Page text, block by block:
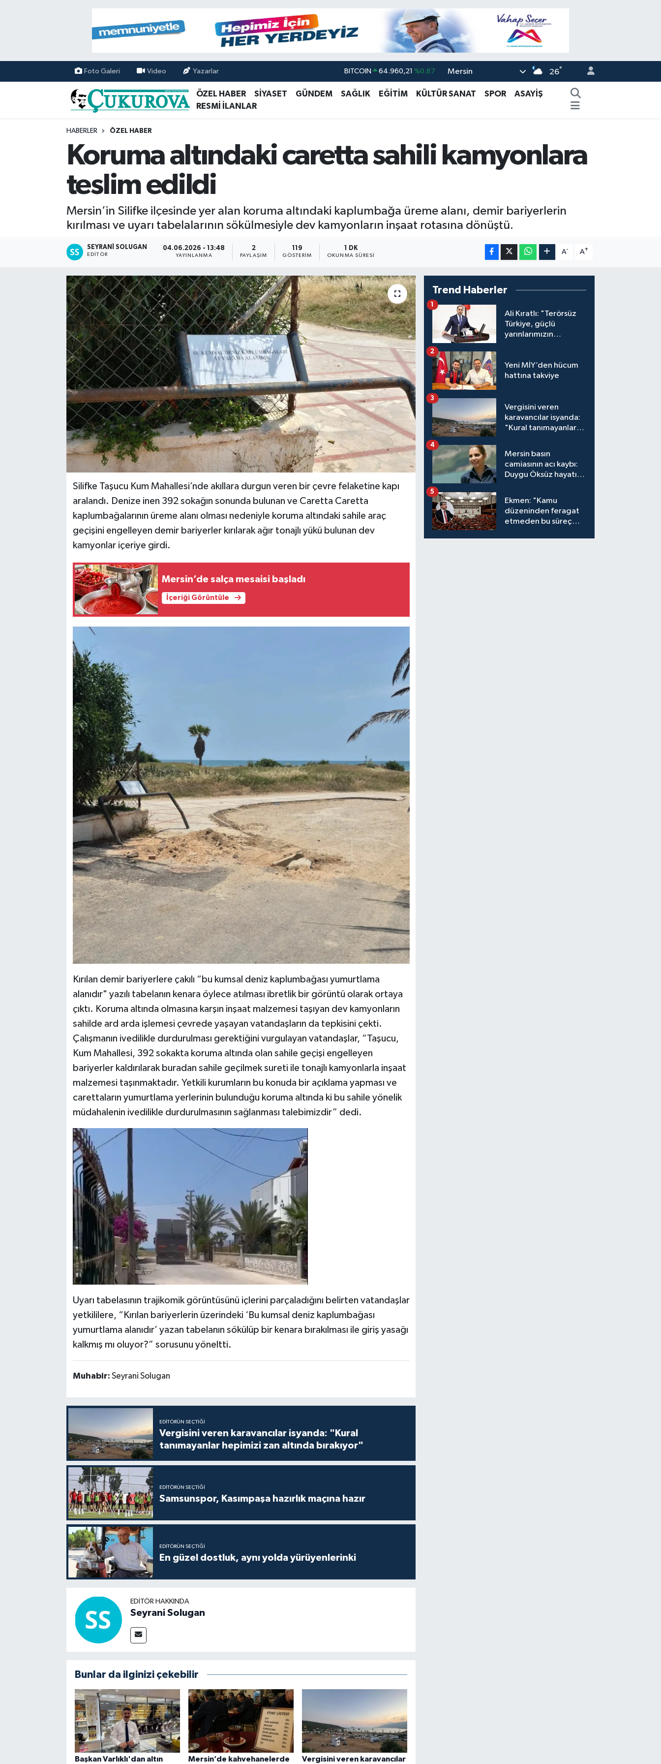
Foto Galeri Video Yazarlar DOLAR 47,7436 %0.18
EURO 55,2510 %0.32
%-14
BITCOIN 64.960,21
Mersin 26°
ÖZEL HABER SİYASET GÜNDEM SAĞLIK EĞİTİM KÜLTÜR SANAT SPOR
ASAYİŞ
RESMİ İLANLAR
HABERLER ÖZEL HABER
Koruma altındaki caretta sahili kamyonlara
teslim edildi
Mersin’in Silifke ilçesinde yer alan koruma altındaki kaplumbağa üreme alanı, demir bariyerlerin
kırılması ve uyarı tabelalarının sökülmesiyle dev kamyonların inşaat rotasına dönüştü.
SEYRANI SOLUGAN
EDITÖR
04.06.2026 - 13:48
YAYINLANMA
2
PAYLAŞIM
119
GÖSTERIM
1 DK
OKUNMA SÜRESI
A- A+
Silifke Taşucu Kum Mahallesi’nde akıllara durgun veren bir çevre felaketine kapı
aralandı. Denize inen 392 sokağın sonunda bulunan ve Caretta Caretta
kaplumbağalarının üreme alanı olması nedeniyle koruma altındaki sahile araç
geçişini engelleyen demir bariyerler kırılarak ağır tonajlı yükü bulunan dev
kamyonlar içeriye girdi.
Mersin’de salça mesaisi başladı
İçeriği Görüntüle
Kırılan demir bariyerlere çakılı “bu kumsal deniz kaplumbağası yumurtlama
alanıdır" yazılı tabelanın kenara öylece atılması ibretlik bir görüntü olarak ortaya
çıktı. Koruma altında olmasına karşın inşaat malzemesi taşıyan dev kamyonların
sahilde ard arda işlemesi çevrede yaşayan vatandaşların da tepkisini çekti.
Çalışmanın ivedilikle durdurulması gerektiğini vurgulayan vatandaşlar, “Taşucu,
Kum Mahallesi, 392 sokakta koruma altında olan sahile geçişi engelleyen
bariyerler kaldırılarak buradan sahile geçilmek sureti ile tonajlı kamyonlarla inşaat
malzemesi taşınmaktadır. Yetkili kurumların bu konuda bir açıklama yapması ve
carettaların yumurtlama yerlerinin bulunduğu koruma altında ki bu sahile yönelik
müdahalenin ivedilikle durdurulmasının sağlanması talebimizdir” dedi.
Uyarı tabelasının trajikomik görüntüsünü içlerini parçaladığını belirten vatandaşlar
yetkililere, “Kırılan bariyerlerin üzerindeki ‘Bu kumsal deniz kaplumbağası
yumurtlama alanıdır’ yazan tabelanın sökülüp bir kenara bırakılması ile giriş yasağı
kalkmış mı oluyor?” sorusunu yöneltti.
Muhabir: Seyrani Solugan
EDITÖRÜN SEÇTIĞI
Vergisini veren karavancılar isyanda: "Kural
tanımayanlar hepimizi zan altında bırakıyor"
EDITÖRÜN SEÇTIĞI
Samsunspor, Kasımpaşa hazırlık maçına hazır
EDITÖRÜN SEÇTIĞI
En güzel dostluk, aynı yolda yürüyenlerinki
EDITÖR HAKKINDA
Seyrani Solugan
Bunlar da ilginizi çekebilir
Başkan Varlıklı'dan altın Mersin’de kahvehanelerde Vergisini veren karavancılar
Trend Haberler
Ali Kıratlı: "Terörsüz
Türkiye, güçlü
yarınlarımızın
1
Yeni MİY’den hücum
hattına takviye
2
Vergisini veren
karavancılar isyanda:
"Kural tanımayanlar
3
Mersin basın
camiasının acı kaybı:
Duygu Öksüz hayatını
4
Ekmen: "Kamu
düzeninden feragat
etmeden bu süreç
5
Mersin Nöbetçi Eczaneler
Mersin Hava Durumu
Mersin Namaz Vakitleri
Mersin Trafik Yoğunluk Haritası
Tüm Manşetler
Son Dakika Haberleri
Haber Arşivi